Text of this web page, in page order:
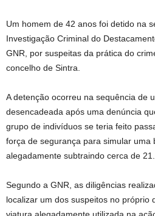
Um homem de 42 anos foi detido na
Investigação Criminal do
GNR, por suspeitas da prática do
concelho de Sintra.
A detenção ocorreu na sequência de
desencadeada após uma denúncia
grupo de indivíduos se teria feito
força de segurança para simular uma
alegadamente subtraindo cerca de
Segundo a GNR, as diligências
localizar um dos suspeitos no próprio